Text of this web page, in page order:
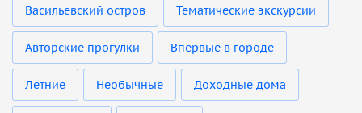
Васильевский остров Тематические экскурсии
Авторские прогулки Впервые в городе
Летние Необычные Доходные дома